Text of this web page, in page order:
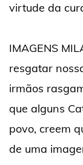
virtude da
IMAGENS
resgatar
irmãos
que alguns
povo, creem
de uma